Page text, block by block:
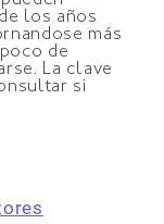
los años
más
de
La clave
si